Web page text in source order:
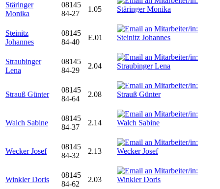
Stäringer
Monika
08145
84-27
1.05
Steinitz
Johannes
08145
84-40
E.01
Straubinger
Lena
08145
84-29
2.04
Strauß Günter
08145
84-64
2.08
Walch Sabine
08145
84-37
2.14
Wecker Josef
08145
84-32
2.13
Winkler Doris
08145
84-62
2.03